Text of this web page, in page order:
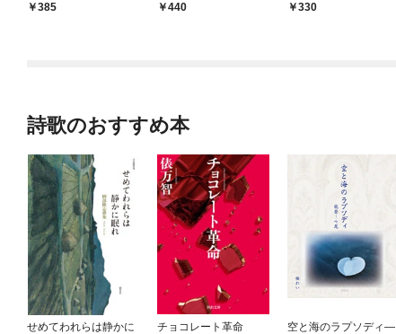
385
440
330
詩歌のおすすめ本
せめてわれらは静かに
チョコレート革命
空と海のラプソディ―